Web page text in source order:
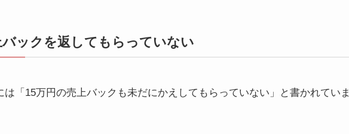
ックを返してもらっていない
「15万円の売上バックも未だにかえしてもらっていない」と書かれていま